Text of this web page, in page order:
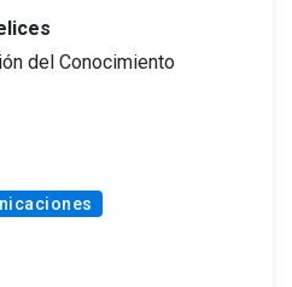
del Conocimiento